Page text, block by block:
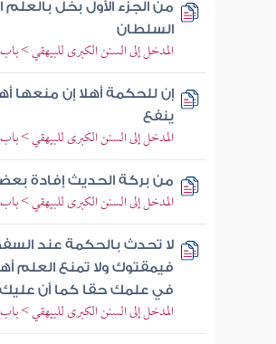
من الجزء الأول بخل
السلطان
المدخل إلى السنن الكبرى للبيهقي >
إن للحكمة أهلا إن منعها
ينفع
المدخل إلى السنن الكبرى للبيهقي >
من بركة الحديث إفادة
المدخل إلى السنن الكبرى للبيهقي >
لا تحدث بالحكمة عند
فيمقتوك ولا تمنع العلم
في علمك حقا كما أن
المدخل إلى السنن الكبرى للبيهقي >